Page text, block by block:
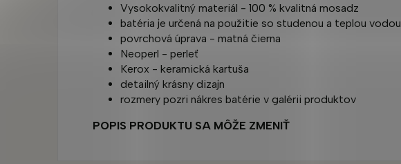
Vysokokvalitný materiál - 100 % kvalitná mosadz
batéria je určená na použitie so studenou a teplou vodou
povrchová úprava - matná čierna
Neoperl - perleť
Kerox - keramická kartuša
detailný krásny dizajn
rozmery pozri nákres batérie v galérii produktov
POPIS PRODUKTU SA MÔŽE ZMENIŤ